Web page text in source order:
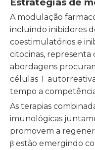
A modulação
incluindo inibidores
coestimulatórios e
citocinas, representa
abordagens
células T
tempo a
As terapias
imunológicas
promovem a
β estão emergindo